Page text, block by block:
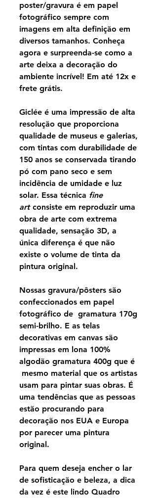
poster/gravura é em papel
fotográfico sempre com
imagens em alta definição em
diversos tamanhos. Conheça
agora e surpreenda-se como a
arte deixa a decoração do
ambiente incrível! Em até 12x e
frete grátis.
Giclée é uma impressão de alta
resolução que proporciona
qualidade de museus e galerias,
com tintas com durabilidade de
150 anos se conservada tirando
pó com pano seco e sem
incidência de umidade e luz
solar. Essa técnica fine
artconsiste em reproduzir uma
obra de arte com extrema
qualidade, sensação 3D, a
única diferença é que não
existe o volume de tinta da
pintura original.
Nossas gravura/pôsters são
confeccionados em papel
fotográfico de gramatura 170g
semi-brilho. E as telas
decorativas em canvas são
impressas em lona 100%
algodão gramatura 400g que é
mesmo material que os artistas
usam para pintar suas obras. É
uma tendências que as pessoas
estão procurando para
decoração nos EUA e Europa
por parecer uma pintura
original.
Para quem deseja encher o lar
de sofisticação e beleza, a dica
da vez é este lindo Quadro